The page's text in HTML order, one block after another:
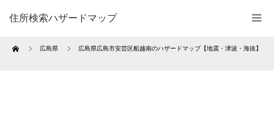
住所検索ハザードマップ
Home 広島県 広島県広島市安芸区船越南のハザードマップ【地震・津波・海抜】